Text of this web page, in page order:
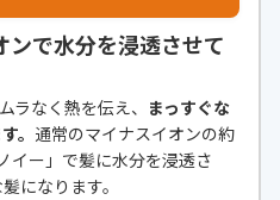
で水分を浸透させて
ラなく熱を伝え、 まっすぐな
。 通常のマイナスイオンの約
イー」で髪に水分を浸透さ
になります。